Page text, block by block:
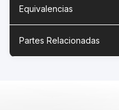
Equivalencias
Partes Relacionadas